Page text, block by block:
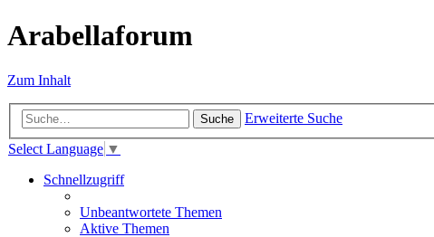
Arabellaforum
Zum Inhalt
Suche
Erweiterte Suche
Select Language ▼
Schnellzugriff
Unbeantwortete Themen
Aktive Themen